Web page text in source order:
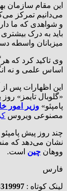
این مقام سازمان
می‌دانیم تمرکز
و شواهدی که ما
باید به درک
میزبانان واسطه
وی تاکید کرد که
اساس علمی و نه
این اظهارات پس
«گلوبال تایمز»
پامپئو» وزیر امور
مصنوعی ویروس
چند روز پیش
نشان می‌دهد که
ووهان چین است.
فارس
لینک کوتاه :